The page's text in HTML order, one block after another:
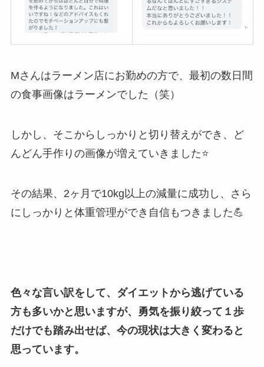
Mさんはラーメン店にお勤めの方で、最初の数日間
の食事画像はラーメンでした（笑）
しかし、そこからしっかりと切り替えができ、ど
んどん手作りの画像が増えていきました⭐️
その結果、2ヶ月で10kg以上の減量に成功し、さら
にしっかりと体重管理ができ自信もつきました💪
色々な言い訳をして、ダイエットから逃げている
方も多いかと思いますが、勇気を振り絞って１歩
だけでも踏み出せば、今の現状は大きく変わると
思っています。